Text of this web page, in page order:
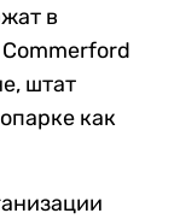
в
штат
как